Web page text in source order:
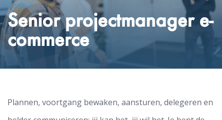
Home /
Senior projectmanager e-
commerce
Plannen, voortgang bewaken, aansturen, delegeren en